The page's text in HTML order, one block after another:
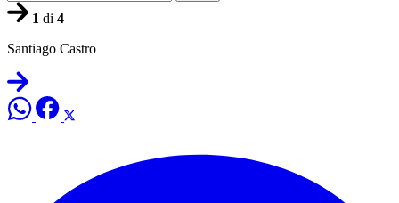
1 di 4
Santiago Castro